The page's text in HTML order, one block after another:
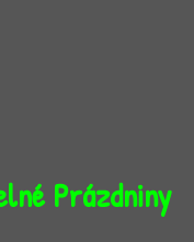
Prázdniny